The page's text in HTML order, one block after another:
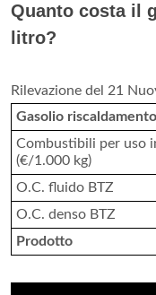
Quanto costa il
litro?
Rilevazione del 21
Gasolio riscaldamento
Combustibili per uso
(€/1.000 kg)
O.C. fluido BTZ
O.C. denso BTZ
Prodotto